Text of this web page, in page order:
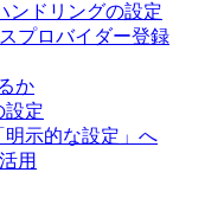
ンドリングの設定
プロバイダー登録
か
設定
明示的な設定」へ
用